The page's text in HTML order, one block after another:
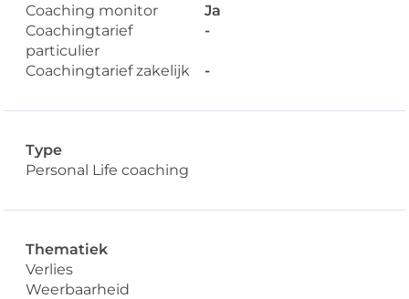
Coaching monitor
Ja
Coachingtarief
particulier
-
Coachingtarief zakelijk -
Type
Personal Life coaching
Thematiek
Verlies
Weerbaarheid